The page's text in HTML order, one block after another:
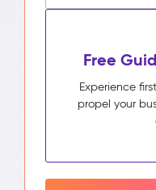
Free
Experience
propel your